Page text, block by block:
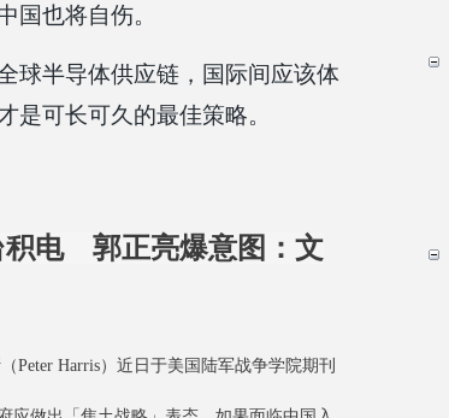
国也将自伤。
球半导体供应链，国际间应该体
是可长可久的最佳策略。
积电 郭正亮爆意图：文
Peter Harris）近日于美国陆军战争学院期刊